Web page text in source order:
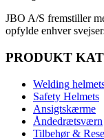
JBO A/S fremstiller
opfylde enhver
PRODUKT
Welding
Safety Helmets
Ansigtskærme
Åndedrætsværn
Tilbehør &